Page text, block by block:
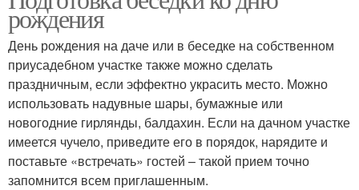
рождения
День рождения на даче или в беседке на собственном
приусадебном участке также можно сделать
праздничным, если эффектно украсить место. Можно
использовать надувные шары, бумажные или
новогодние гирлянды, балдахин. Если на дачном участке
имеется чучело, приведите его в порядок, нарядите и
поставьте «встречать» гостей – такой прием точно
запомнится всем приглашенным.